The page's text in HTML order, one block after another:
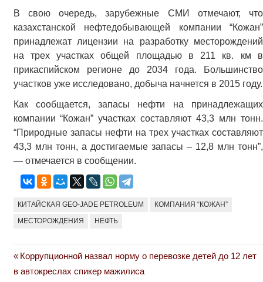
В свою очередь, зарубежные СМИ отмечают, что
казахстанской нефтедобывающей компании “Кожан”
принадлежат лицензии на разработку месторождений
на трех участках общей площадью в 211 кв. км в
прикаспийском регионе до 2034 года. Большинство
участков уже исследовано, добыча начнется в 2015 году.
Как сообщается, запасы нефти на принадлежащих
компании “Кожан” участках составляют 43,3 млн тонн.
“Природные запасы нефти на трех участках составляют
43,3 млн тонн, а достигаемые запасы – 12,8 млн тонн”,
— отмечается в сообщении.
КИТАЙСКАЯ GEO-JADE PETROLEUM КОМПАНИЯ “КОЖАН”
МЕСТОРОЖДЕНИЯ НЕФТЬ
Навигация
Previous
Post:
Коррупционной назвал норму о перевозке детей до 12 лет
в автокреслах спикер мажилиса